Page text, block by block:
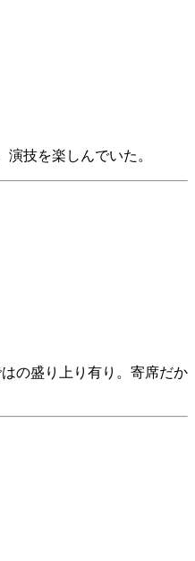
技を楽しんでいた。
の盛り上り有り。寄席だか